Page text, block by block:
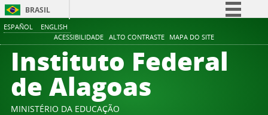
ESPAÑOL ENGLISH
ACESSIBILIDADE ALTO CONTRASTE MAPA DO SITE
BRASIL
Comunica BR
Participe
Instituto Federal
de Alagoas
MINISTÉRIO DA EDUCAÇÃO